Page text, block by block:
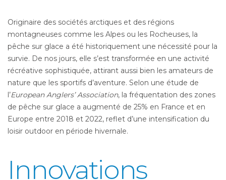
Originaire des sociétés arctiques et des régions
montagneuses comme les Alpes ou les Rocheuses, la
pêche sur glace a été historiquement une nécessité pour la
survie. De nos jours, elle s’est transformée en une activité
récréative sophistiquée, attirant aussi bien les amateurs de
nature que les sportifs d’aventure. Selon une étude de
l’European Anglers’ Association, la fréquentation des zones
de pêche sur glace a augmenté de 25% en France et en
Europe entre 2018 et 2022, reflet d’une intensification du
loisir outdoor en période hivernale.
Innovations